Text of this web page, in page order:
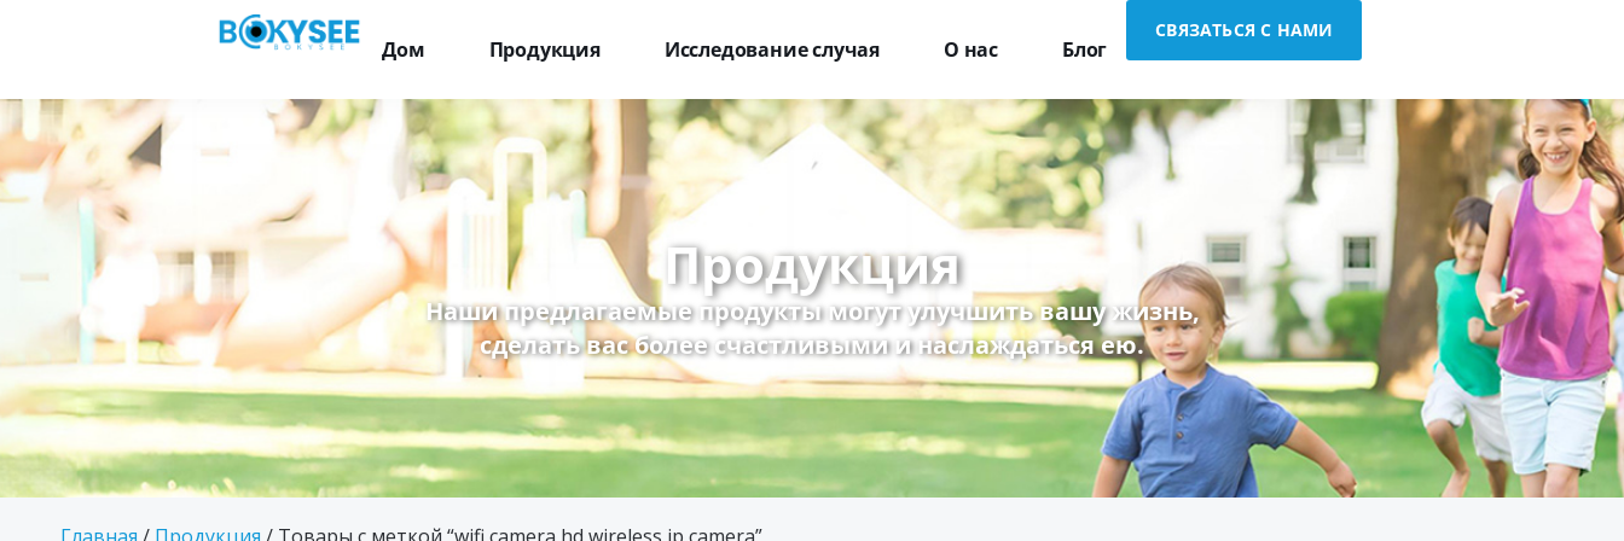
Дом Продукция Исследование случая О нас Блог
СВЯЗАТЬСЯ С НАМИ
Продукция
Наши предлагаемые продукты могут улучшить вашу жизнь,
сделать вас более счастливыми и наслаждаться ею.